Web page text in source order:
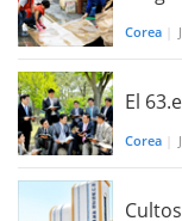
Corea
El
Corea